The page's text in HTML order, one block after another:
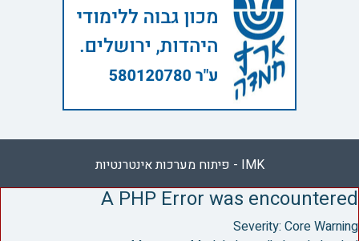
IMK - פיתוח מערכות אינטרנטיות
A PHP Error was encountered
Severity: Core Warning